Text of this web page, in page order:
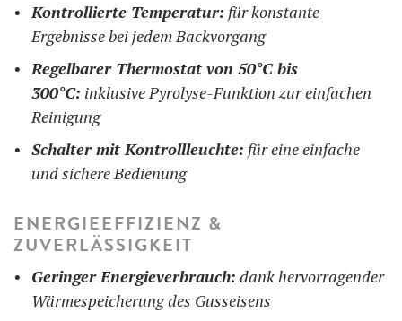
Kontrollierte Temperatur: für konstante
Ergebnisse bei jedem Backvorgang
Regelbarer Thermostat von 50°C bis
300°C: inklusive Pyrolyse-Funktion zur einfachen
Reinigung
Schalter mit Kontrollleuchte: für eine einfache
und sichere Bedienung
ENERGIEEFFIZIENZ &
ZUVERLÄSSIGKEIT
Geringer Energieverbrauch: dank hervorragender
Wärmespeicherung des Gusseisens